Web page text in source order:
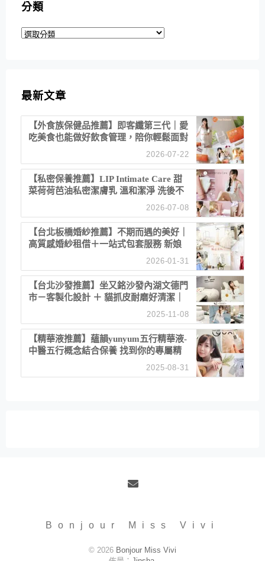
分類
分
最新文章
【外食族保健品推薦】即客纖第三代｜愛
吃美食也能做好飲食管理，陪你輕鬆面對
2026-07-22
【私密保養推薦】LIP Intimate Care 甜
菜荷荷芭油私密潔膚乳 溫和潔淨 洗後不
2026-07-08
【台北板橋婚紗推薦】不期而遇的美好｜
高質感婚紗租借＋一站式包套服務 新娘
2026-01-31
【台北沙發推薦】坐又銘沙發內湖文德門
市－客製化設計 ＋ 貓抓皮耐磨好清潔｜
直營直銷、價格透明 高CP值打造夢想
2025-11-08
【精華液推薦】蘊韻yunyum五行精華液-
中醫五行概念結合保養 找到你的專屬精
華！ 水㊀土㊀就選「潤・賦精華」維持
2025-08-31
Bonjour Miss Vivi
© 2026 Bonjour Miss Vivi